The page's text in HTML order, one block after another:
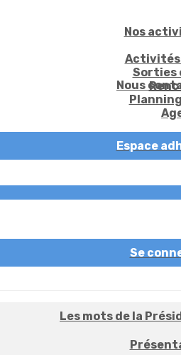
Nos
Activités
Sorties
Nous
Espace
Se
Les mots de la